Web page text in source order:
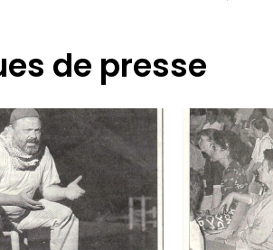
de presse